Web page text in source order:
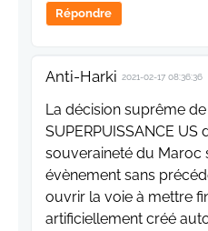
Répondre
Anti-Harki 2021-02-17 08:36:36
La décision suprême de
SUPERPUISSANCE US
souveraineté du Maroc
évènement sans
ouvrir la voie à mettre
artificiellement créé